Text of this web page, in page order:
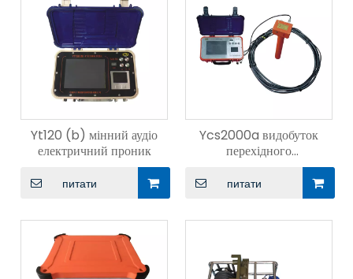
Yt120 (b) мінний аудіо
електричний проник
питати
Ycs2000a видобуток
перехідного
електромагнітного
інструменту
питати